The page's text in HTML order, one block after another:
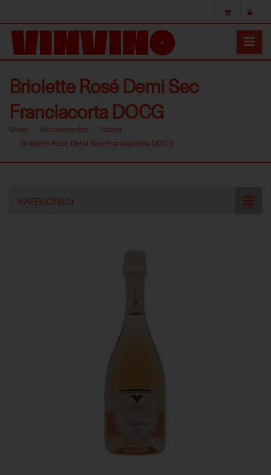
Briolette Rosé Demi Sec
Franciacorta DOCG
Shop Schaumweine
Italien
Briolette Rosé Demi Sec Franciacorta DOCG
KATEGORIEN